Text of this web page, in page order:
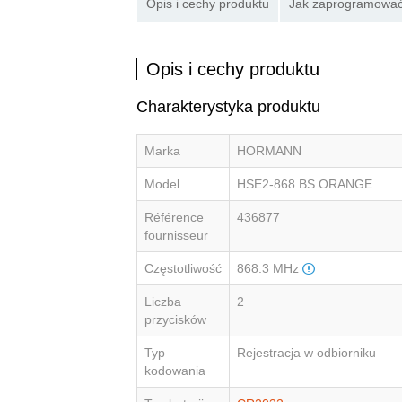
Opis i cechy produktu Jak
Opis i cechy produktu
Charakterystyka produktu
Marka HORMANN
Model HSE2-868 BS ORANGE
Référence
fournisseur
436877
Częstotliwość 868.3 MHz
Liczba
przycisków
2
Typ
kodowania
Rejestracja w odbiorniku